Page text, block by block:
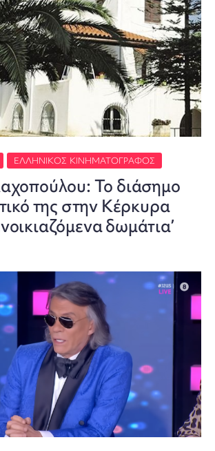
ΕΛΛΗΝΙΚΌΣ ΚΙΝΗΜΑΤΟΓΡΆΦΟΣ
Το διάσημο
της στην Κέρκυρα
δωμάτια’